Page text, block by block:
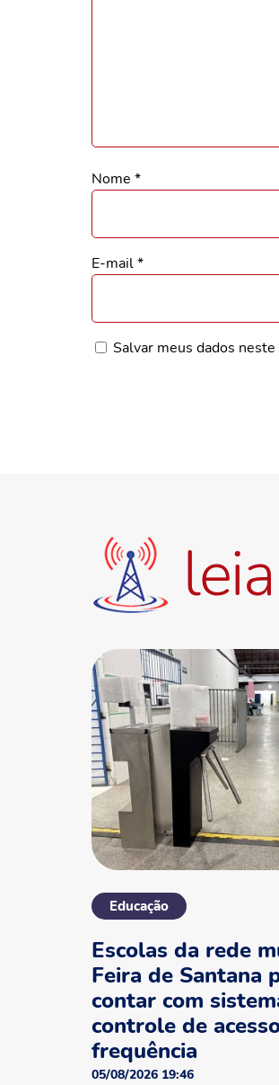
Nome *
E-mail*
Salvar meus dados
Educação
Escolas da rede
Feira de Santana
contar com
controle de
frequência
05/08/2026 19:46